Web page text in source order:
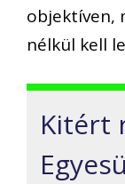
objektíven,
nélkül kell
Kitért